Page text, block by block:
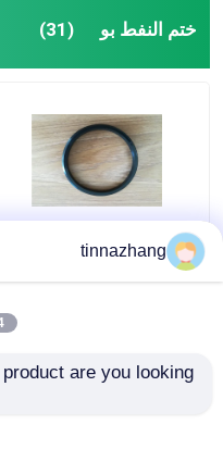
ختم النفط بو (31)
المسيل للدموع المقاومة
الهيدروليكية ختم الشفة،
tinnazhang
are you looking